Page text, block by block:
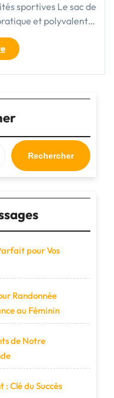
sportives Le sac de
et polyvalent…
"Le
sac
de
pliable
:
l’allié
pratique
et
compact
sportives"
Rechercher
pour Vos
Randonnée
au Féminin
de Notre
: Clé du Succès